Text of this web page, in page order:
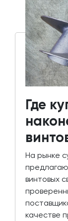
Где
На рынке
винтовых
качестве